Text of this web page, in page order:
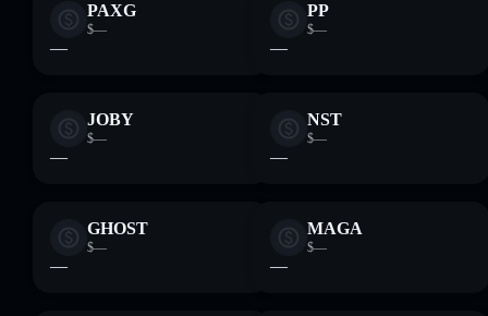
PAXG
$—
—
PP
$—
—
JOBY
$—
—
NST
$—
—
GHOST
$—
—
MAGA
$—
—